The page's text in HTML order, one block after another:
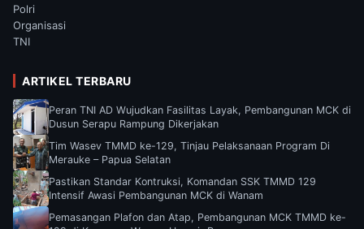
Polri
Organisasi
TNI
ARTIKEL TERBARU
Peran TNI AD Wujudkan Fasilitas Layak, Pembangunan MCK di
Dusun Serapu Rampung Dikerjakan
Tim Wasev TMMD ke-129, Tinjau Pelaksanaan Program Di
Merauke – Papua Selatan
Pastikan Standar Kontruksi, Komandan SSK TMMD 129
Intensif Awasi Pembangunan MCK di Wanam
Pemasangan Plafon dan Atap, Pembangunan MCK TMMD ke-